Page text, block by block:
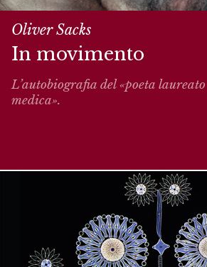
Oliver Sacks
In movimento
L’autobiografia del «poeta
medica».